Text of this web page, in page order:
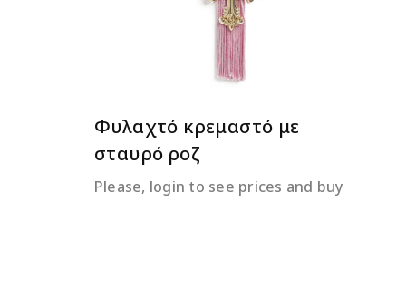
Φυλαχτό κρεμαστό με
σταυρό ροζ
Please, login to see prices and buy